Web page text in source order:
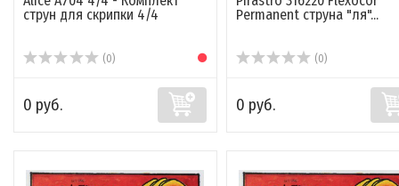
струн для скрипки 4/4
(0)
0 руб.
Permanent струна "ля"...
(0)
0 руб.